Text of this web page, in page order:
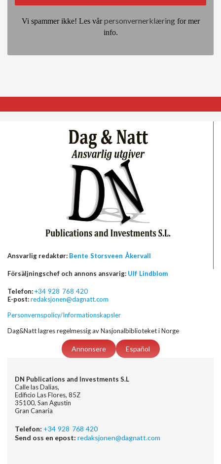
Vi spammer ikke! Les vårpersonvernerklæringfor mer
info.
Ansvarlig redaktør: Bente Storsveen Åkervall
Försäljningschef och annons ansvarig: Ulf Lindblom
Telefon:+34 928 768 420
E-post:redaksjonen@dagnatt.com
Personvernspolicy/Informationskapsler
Dag&Natt lagres regelmessig av Nasjonalbiblioteket i Norge
Annonsere Español
DN Publications and Investments S.L
Calle las Dalias,
Edificio Las Flores, 85Z
35100, San Agustin
Gran Canaria
Telefon: +34 928 768 420
Send oss en epost: redaksjonen@dagnatt.com